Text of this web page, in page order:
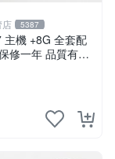
店 5387
主機 +8G 全套配
年 品質有保